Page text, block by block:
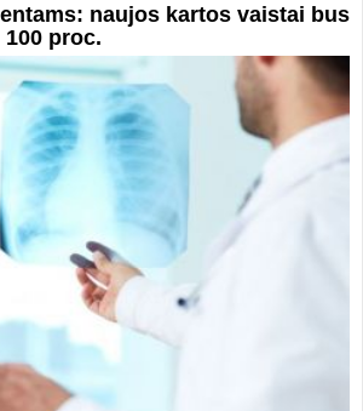
naujos kartos vaistai bus
proc.